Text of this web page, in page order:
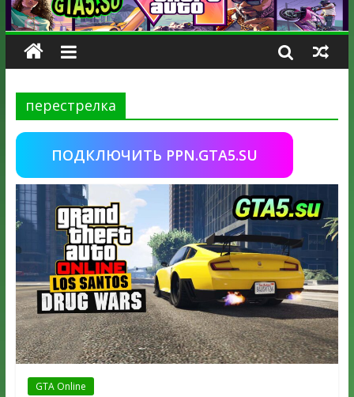
перестрелка
ПОДКЛЮЧИТЬ PPN.GTA5.SU
GTA Online